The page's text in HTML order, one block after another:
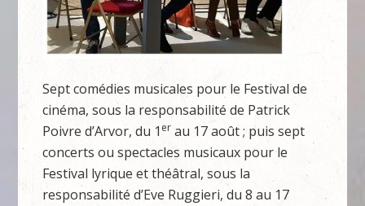
Sept comédies musicales pour le Festival de
cinéma, sous la responsabilité de Patrick
Poivre d’Arvor, du 1 er au 17 août ; puis sept
concerts ou spectacles musicaux pour le
Festival lyrique et théâtral, sous la
responsabilité d’Eve Ruggieri, du 8 au 17